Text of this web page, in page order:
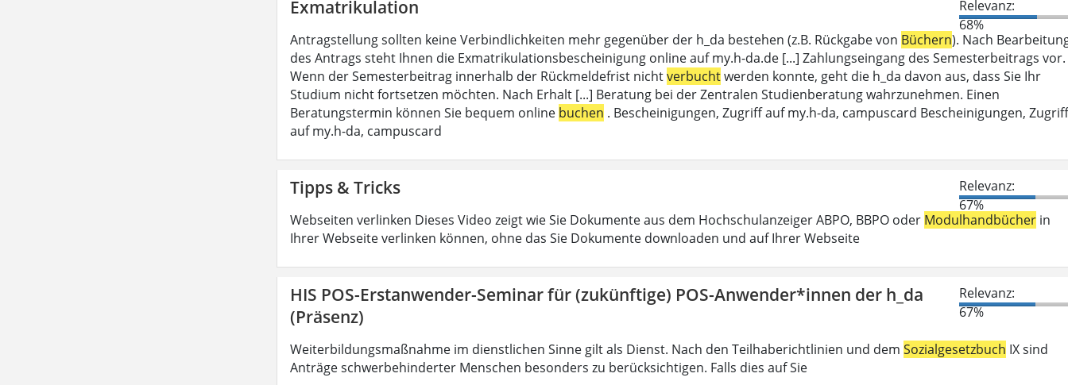
Exmatrikulation
Relevanz:
68%
Antragstellung sollten keine Verbindlichkeiten mehr gegenüber der h_da bestehen (z.B. Rückgabe von Büchern). Nach
des Antrags steht Ihnen die Exmatrikulationsbescheinigung online auf my.h-da.de [...] Zahlungseingang des Semesterbeitrags vor.
Wenn der Semesterbeitrag innerhalb der Rückmeldefrist nichtverbuchtwerden konnte, geht die h_da davon aus, dass Sie Ihr
Studium nicht fortsetzen möchten. Nach Erhalt [...] Beratung bei der Zentralen Studienberatung wahrzunehmen. Einen
Beratungstermin können Sie bequem online buchen . Bescheinigungen, Zugriff auf my.h-da, campuscard Bescheinigungen, Zugriff
auf my.h-da, campuscard
Tipps & Tricks
Relevanz:
67%
Webseiten verlinken Dieses Video zeigt wie Sie Dokumente aus dem Hochschulanzeiger ABPO, BBPO oder Modulhandbücher in
Ihrer Webseite verlinken können, ohne das Sie Dokumente downloaden und auf Ihrer Webseite
HIS POS-Erstanwender-Seminar für (zukünftige) POS-Anwender*innen der h_da
(Präsenz)
Relevanz:
67%
Weiterbildungsmaßnahme im dienstlichen Sinne gilt als Dienst. Nach den Teilhaberichtlinien und dem Sozialgesetzbuch IX sind
Anträge schwerbehinderter Menschen besonders zu berücksichtigen. Falls dies auf Sie